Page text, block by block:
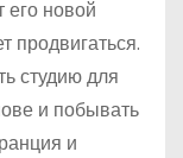
его новой
продвигаться.
студию для
и побывать
и